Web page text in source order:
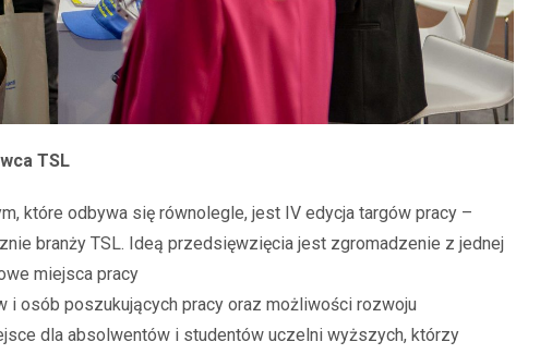
TSL
które odbywa się równolegle, jest IV edycja targów pracy –
branży TSL. Ideą przedsięwzięcia jest zgromadzenie z jednej
miejsca pracy
osób poszukujących pracy oraz możliwości rozwoju
dla absolwentów i studentów uczelni wyższych, którzy